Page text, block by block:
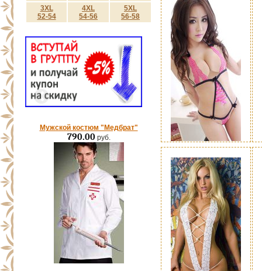
3XL
52-54
4XL
54-56
5XL
56-58
Мужской костюм "Медбрат"
790.00руб.